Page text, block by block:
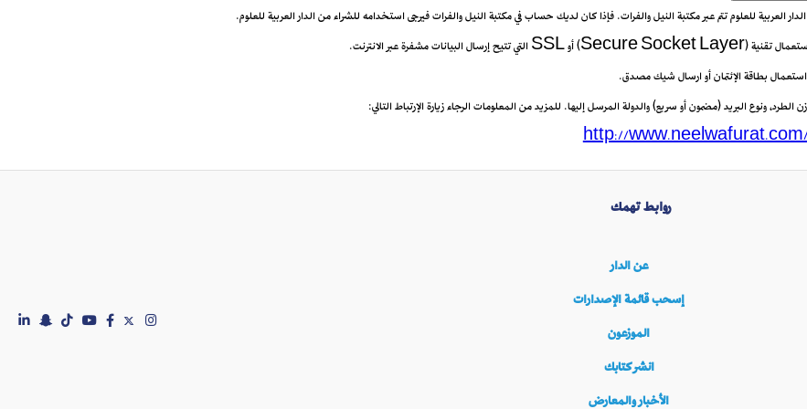
العربية للعلوم تتم عبر مكتبة النيل والفرات. فإذا كان لديك حساب في مكتبة النيل والفرات فيرجى استخدامه للشراء من الدار العربية للعلوم.
استعمال بطاقة الإئتمان أو ارسال شيك مصدق.
ونوع البريد (مضمون أو سريع) والدولة المرسل إليها. للمزيد من المعلومات الرجاء زيارة الإرتباط التالي:
http://
روابط تهمك
عن الدار
إسحب قائمة الإصدارات
الموزعون
انشر كتابك
الأخبار والمعارض